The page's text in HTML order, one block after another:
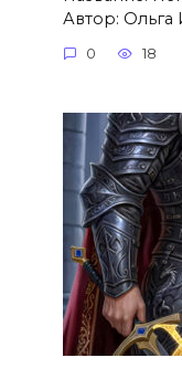
Автор: Ольга
0 18